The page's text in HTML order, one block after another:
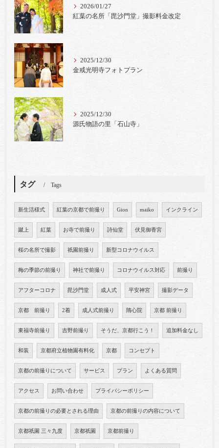
2026/01/27
紅葉の名所「毘沙門堂」撮影料金改定
2025/12/30
金戒光明寺フォトプラン
2025/12/30
源氏物語の里「石山寺」
タグ Tags
新生活様式 紅葉の京都で前撮り Gion maiko インクライン
蹴上 紅葉 お寺で前撮り 詩仙堂 伏見御香宮
桜の名所で撮影 祇園前撮り 新型コロナウイルス
梅の季節の前撮り 神社で前撮り コロナウイルス対応 前撮り
アフターコロナ 毘沙門堂 成人式 平安神宮 撮影データ
京都 前撮り 2着 成人式前撮り 隋心院 京都 前撮り
東福寺前撮り 吉野前撮り そうだ、京都行こう！ 追加料金なし
和装 京都府立植物園有料化 京都 コンセプト
京都の前撮りについて サービス プラン よくある質問
アクセス お問い合わせ プライバシーポリシー
京都の前撮りの必要とされる理由 京都の前撮りの内容について
京都祇園 三々九度 京都祇園 京都前撮り